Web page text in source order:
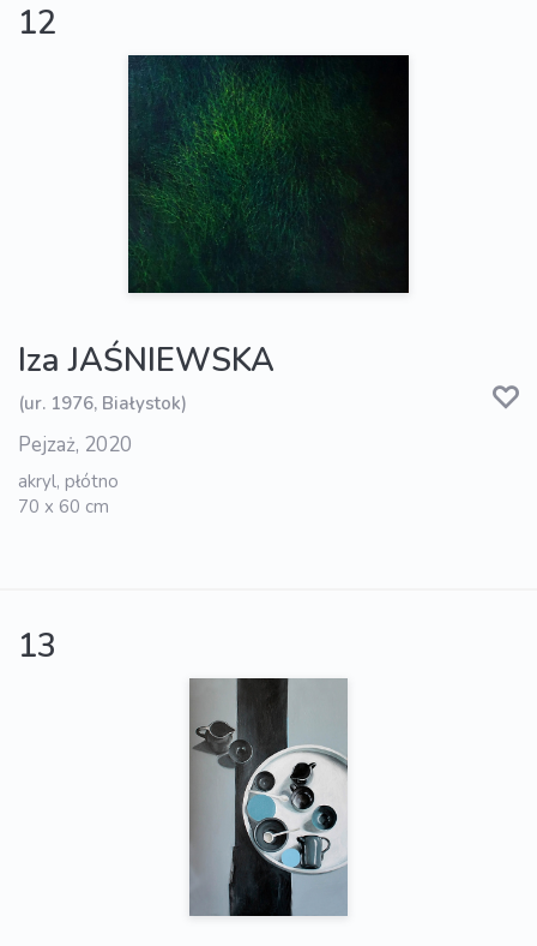
12
Iza JAŚNIEWSKA
(ur. 1976, Białystok)
Pejzaż, 2020
akryl, płótno
70 x 60 cm
13